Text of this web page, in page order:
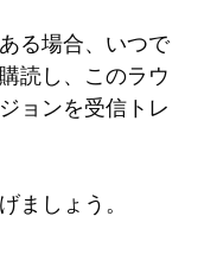
る場合、いつで
読し、このラウ
ョンを受信トレ
ましょう。